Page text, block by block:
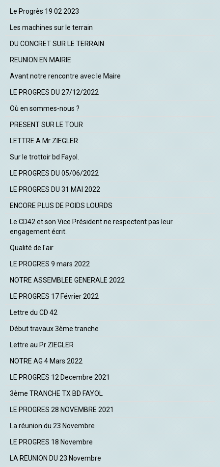
Le Progrès 19 02 2023
Les machines sur le terrain
DU CONCRET SUR LE TERRAIN
REUNION EN MAIRIE
Avant notre rencontre avec le Maire
LE PROGRES DU 27/12/2022
Où en sommes-nous ?
PRESENT SUR LE TOUR
LETTRE A Mr ZIEGLER
Sur le trottoir bd Fayol.
LE PROGRES DU 05/06/2022
LE PROGRES DU 31 MAI 2022
ENCORE PLUS DE POIDS LOURDS
Le CD42 et son Vice Président ne respectent pas leur
engagement écrit.
Qualité de l'air
LE PROGRES 9 mars 2022
NOTRE ASSEMBLEE GENERALE 2022
LE PROGRES 17 Février 2022
Lettre du CD 42
Début travaux 3ème tranche
Lettre au Pr ZIEGLER
NOTRE AG 4 Mars 2022
LE PROGRES 12 Decembre 2021
3ème TRANCHE TX BD FAYOL
LE PROGRES 28 NOVEMBRE 2021
La réunion du 23 Novembre
LE PROGRES 18 Novembre
LA REUNION DU 23 Novembre